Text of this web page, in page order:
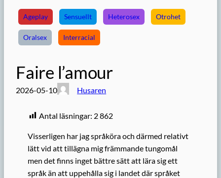
Ageplay Sensuellt Heterosex Otrohet
Oralsex Interracial
Faire l’amour
2026-05-10 Husaren
Antal läsningar: 2 862
Visserligen har jag språköra och därmed relativt
lätt vid att tillägna mig främmande tungomål
men det finns inget bättre sätt att lära sig ett
språk än att uppehålla sig i landet där språket